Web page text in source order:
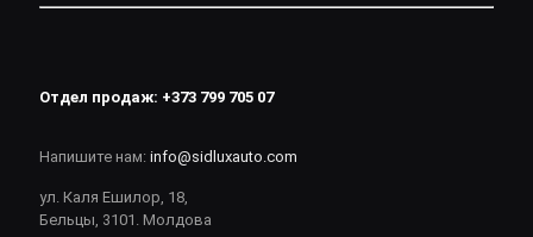
Отдел продаж: +373 799 705 07
Напишите нам: info@sidluxauto.com
ул. Каля Ешилор, 18,
Бельцы, 3101. Молдова